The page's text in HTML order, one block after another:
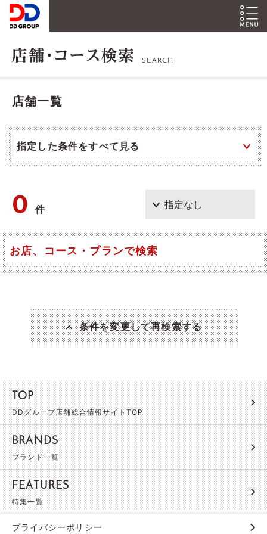
SEARCH
店舗一覧
指定した条件をすべて見る
0件
お店、コース・プランで検索
条件を変更して再検索する
TOP
DDグループ店舗総合情報サイトTOP
BRANDS
ブランド一覧
FEATURES
特集一覧
プライバシーポリシー